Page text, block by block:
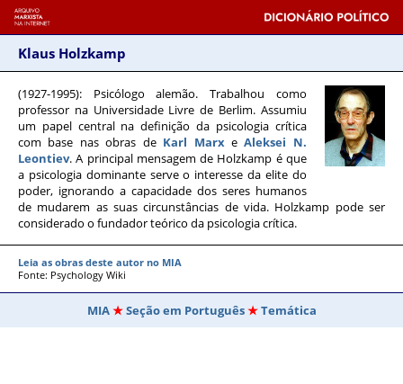
Klaus Holzkamp
(1927-1995): Psicólogo alemão. Trabalhou como
professor na Universidade Livre de Berlim. Assumiu
um papel central na definição da psicologia crítica
com base nas obras de Karl MarxeAleksei N.
Leontiev. A principal mensagem de Holzkamp é que
a psicologia dominante serve o interesse da elite do
poder, ignorando a capacidade dos seres humanos
de mudarem as suas circunstâncias de vida. Holzkamp pode ser
considerado o fundador teórico da psicologia crítica.
Leia as obras deste autor no MIA
Fonte: Psychology Wiki
MIA Seção em Português Temática